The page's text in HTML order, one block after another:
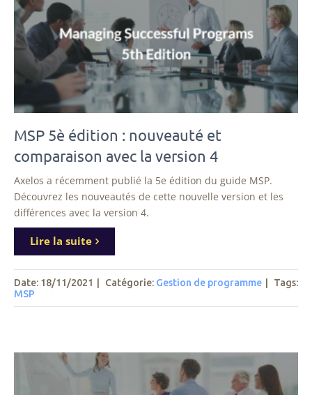
MSP 5è édition : nouveauté et
comparaison avec la version 4
Axelos a récemment publié la 5e édition du guide MSP.
Découvrez les nouveautés de cette nouvelle version et les
différences avec la version 4.
Lire la suite
Date: 18/11/2021 Catégorie: Gestion de programme Tags:
MSP